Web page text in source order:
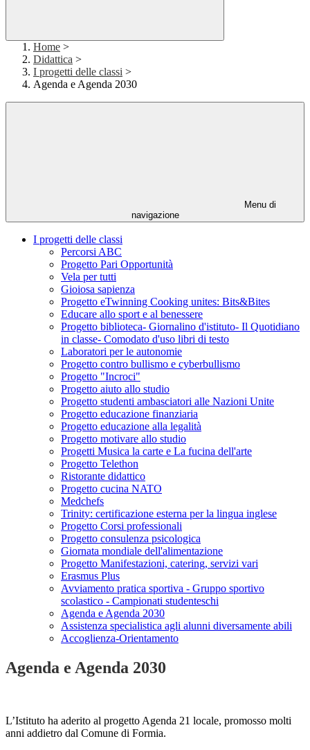
Home >
Didattica >
I progetti delle classi >
Agenda e Agenda 2030
Menu di
navigazione
I progetti delle classi
Percorsi ABC
Progetto Pari Opportunità
Vela per tutti
Gioiosa sapienza
Progetto eTwinning Cooking unites: Bits&Bites
Educare allo sport e al benessere
Progetto biblioteca- Giornalino d'istituto- Il Quotidiano
in classe- Comodato d'uso libri di testo
Laboratori per le autonomie
Progetto contro bullismo e cyberbullismo
Progetto "Incroci"
Progetto aiuto allo studio
Progetto studenti ambasciatori alle Nazioni Unite
Progetto educazione finanziaria
Progetto educazione alla legalità
Progetto motivare allo studio
Progetti Musica la carte e La fucina dell'arte
Progetto Telethon
Ristorante didattico
Progetto cucina NATO
Medchefs
Trinity: certificazione esterna per la lingua inglese
Progetto Corsi professionali
Progetto consulenza psicologica
Giornata mondiale dell'alimentazione
Progetto Manifestazioni, catering, servizi vari
Erasmus Plus
Avviamento pratica sportiva - Gruppo sportivo
scolastico - Campionati studenteschi
Agenda e Agenda 2030
Assistenza specialistica agli alunni diversamente abili
Accoglienza-Orientamento
Agenda e Agenda 2030
L’Istituto ha aderito al progetto Agenda 21 locale, promosso molti
anni addietro dal Comune di Formia.